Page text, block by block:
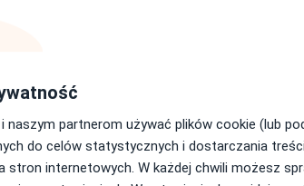
Umawianie online nie jest dostępne
Poproś o wizytę
naszym partnerom używać plików cookie (lub
do celów statystycznych i dostarczania
stron internetowych. W każdej chwili możesz